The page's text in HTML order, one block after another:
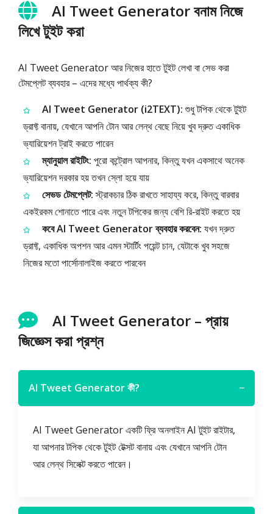
AI Tweet Generator বনাম নিজে
লিখে টুইট করা
AI Tweet Generator আর নিজের হাতে টুইট লেখা বা সেভ করা
টেমপ্লেট ব্যবহার – এদের মধ্যে পার্থক্য কী?
AI Tweet Generator (i2TEXT):শুধু টপিক থেকে টুইট
ড্রাফ্ট বানায়, যেখানে আপনি টোন আর লেন্থ বেছে নিয়ে খুব দ্রুত একাধিক
ভ্যারিয়েশন ট্রাই করতে পারেন
ম্যানুয়াল রাইটিং: পুরো কন্ট্রোল আপনার, কিন্তু যখন একসাথে অনেক
ভ্যারিয়েশন দরকার হয় তখন স্লো হয়ে যায়
সেভড টেমপ্লেট:স্ট্রাকচার ঠিক রাখতে সাহায্য করে, কিন্তু বারবার
একইরকম শোনাতে পারে এবং নতুন টপিকের জন্য বেশি রি‑রাইট করতে হয়
কবে AI Tweet Generator ব্যবহার করবেন: যখন দ্রুত
ড্রাফ্ট, একাধিক অপশন আর এমন স্টার্টিং পয়েন্ট চান, যেটাকে খুব সহজে
নিজের মতো পার্সোনালাইজ করতে পারবেন
AI Tweet Generator – প্রায়
জিজ্ঞেস করা প্রশ্ন
AI Tweet Generator কী? −
AI Tweet Generator একটি ফ্রি অনলাইন AI টুইট রাইটার,
যা আপনার টপিক থেকে টুইট টেক্সট বানায় এবং যেখানে আপনি টোন
আর লেন্থ সিলেক্ট করতে পারেন।